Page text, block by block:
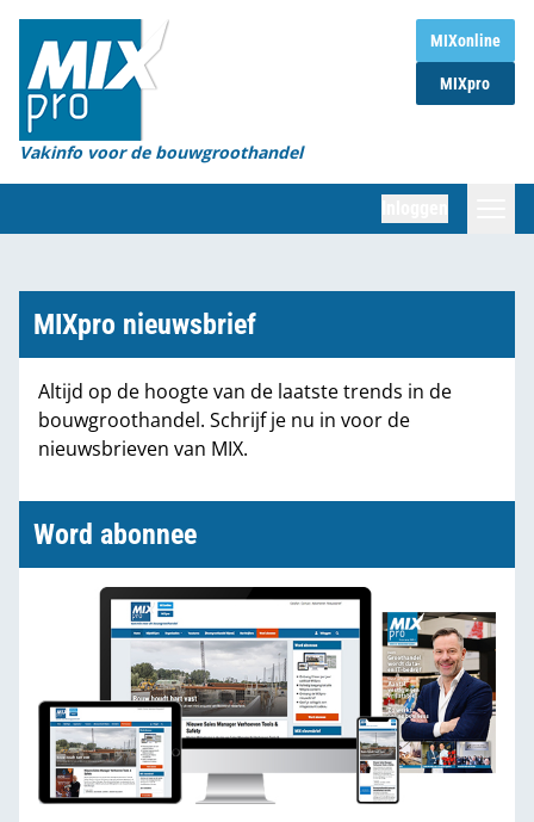
MIXonline
MIXpro
Vakinfo voor de bouwgroothandel
Home
Magazines
Organisaties
Marktcijfers
Partners
MIXpro nieuwsbrief
Altijd op de hoogte van de laatste trends in de
bouwgroothandel. Schrijf je nu in voor de
nieuwsbrieven van MIX.
Word abonnee